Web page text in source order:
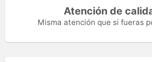
Atención de
Misma atención que si fueras